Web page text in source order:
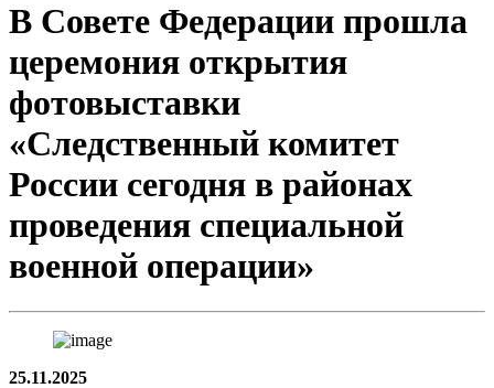
В Совете Федерации прошла
церемония открытия
фотовыставки
«Следственный комитет
России сегодня в районах
проведения специальной
военной операции»
25.11.2025